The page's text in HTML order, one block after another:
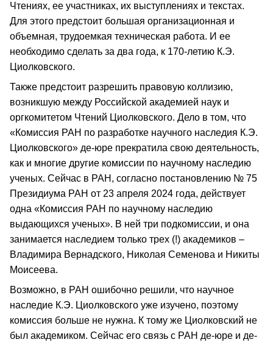
Чтениях, ее участниках, их выступлениях и текстах.
Для этого предстоит большая организационная и
объемная, трудоемкая техническая работа. И ее
необходимо сделать за два года, к 170-летию К.Э.
Циолковского.
Также предстоит разрешить правовую коллизию,
возникшую между Российской академией наук и
оргкомитетом Чтений Циолковского. Дело в том, что
«Комиссия РАН по разработке научного наследия К.Э.
Циолковского» де-юре прекратила свою деятельность,
как и многие другие комиссии по научному наследию
ученых. Сейчас в РАН, согласно постановлению № 75
Президиума РАН от 23 апреля 2024 года, действует
одна «Комиссия РАН по научному наследию
выдающихся ученых». В ней три подкомиссии, и она
занимается наследием только трех (!) академиков –
Владимира Вернадского, Николая Семенова и Никиты
Моисеева.
Возможно, в РАН ошибочно решили, что научное
наследие К.Э. Циолковского уже изучено, поэтому
комиссия больше не нужна. К тому же Циолковский не
был академиком. Сейчас его связь с РАН де-юре и де-